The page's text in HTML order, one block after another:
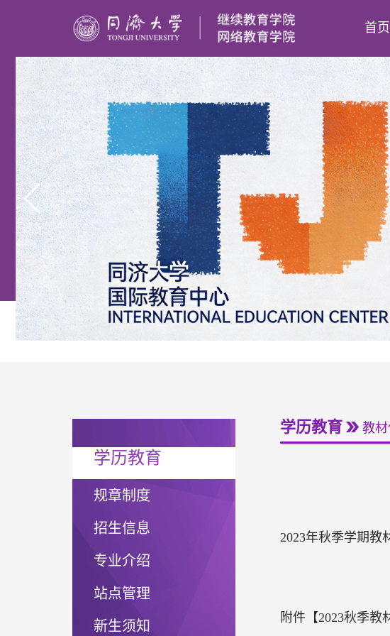
首页
学历教育
规章制度
招生信息
专业介绍
站点管理
新生须知
学历教育 教
2023年秋季学期教
附件【2023秋季教